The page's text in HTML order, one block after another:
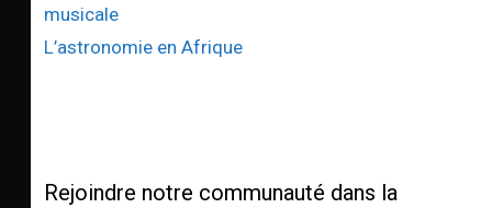
musicale
L’astronomie en Afrique
Rejoindre notre communauté dans la